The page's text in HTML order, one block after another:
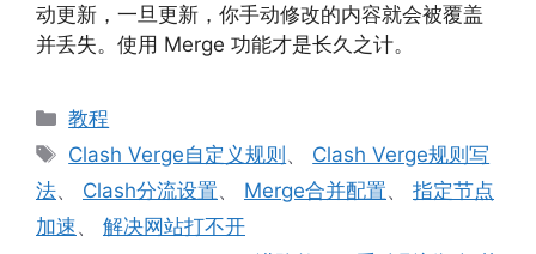
动更新，一旦更新，你手动修改的内容就会被覆盖
并丢失。使用 Merge 功能才是长久之计。
分
类
教程
标
签
Clash Verge自定义规则、 Clash Verge规则写
法、 Clash分流设置、 Merge合并配置、 指定节点
加速、 解决网站打不开